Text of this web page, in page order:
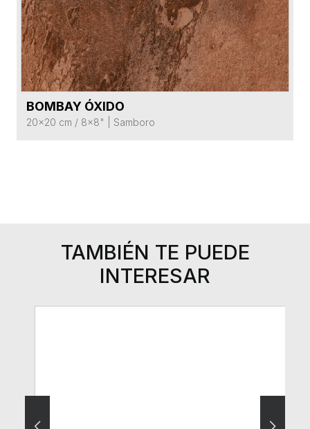
VER FICHA DEL PRODUCTO
BOMBAY ÓXIDO
20x20 cm / 8x8" Samboro
TAMBIÉN TE PUEDE
INTERESAR